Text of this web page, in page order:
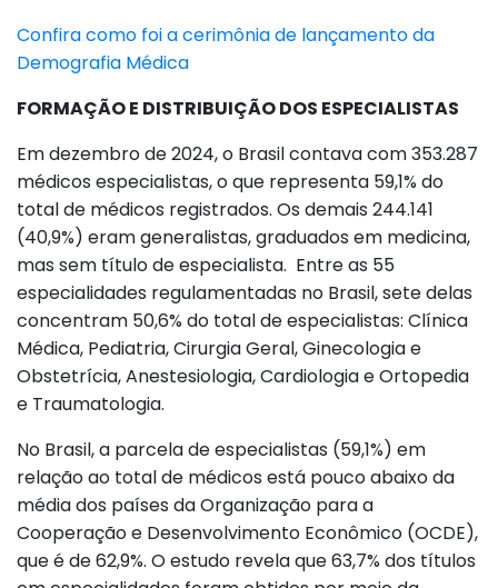
Confira como foi a cerimônia de lançamento da
Demografia Médica
FORMAÇÃO E DISTRIBUIÇÃO DOS ESPECIALISTAS
Em dezembro de 2024, o Brasil contava com 353.287
médicos especialistas, o que representa 59,1% do
total de médicos registrados. Os demais 244.141
(40,9%) eram generalistas, graduados em medicina,
mas sem título de especialista. Entre as 55
especialidades regulamentadas no Brasil, sete delas
concentram 50,6% do total de especialistas: Clínica
Médica, Pediatria, Cirurgia Geral, Ginecologia e
Obstetrícia, Anestesiologia, Cardiologia e Ortopedia
e Traumatologia.
No Brasil, a parcela de especialistas (59,1%) em
relação ao total de médicos está pouco abaixo da
média dos países da Organização para a
Cooperação e Desenvolvimento Econômico (OCDE),
que é de 62,9%. O estudo revela que 63,7% dos títulos